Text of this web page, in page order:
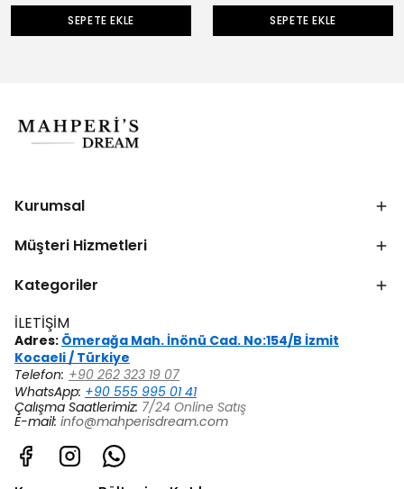
SEPETE EKLE SEPETE EKLE
Kurumsal
Müşteri Hizmetleri
Kategoriler
İLETİŞİM
Adres: Ömerağa Mah. İnönü Cad. No:154/B İzmit
Kocaeli / Türkiye
Telefon: +90 262 323 19 07
WhatsApp: +90 555 995 01 41
Çalışma Saatlerimiz: 7/24 Online Satış
E-mail: info@mahperisdream.com